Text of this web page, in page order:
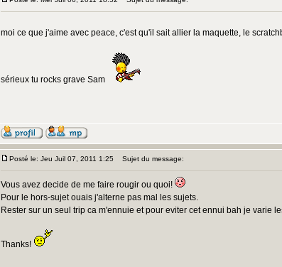
moi ce que j'aime avec peace, c'est qu'il sait allier la maquette, le
sérieux tu rocks grave Sam
Posté le: Jeu Juil 07, 2011 1:25 Sujet du message:
Vous avez decide de me faire rougir ou quoi!
Pour le hors-sujet ouais j'alterne pas mal les sujets.
Rester sur un seul trip ca m'ennuie et pour eviter cet ennui bah je varie
Thanks!